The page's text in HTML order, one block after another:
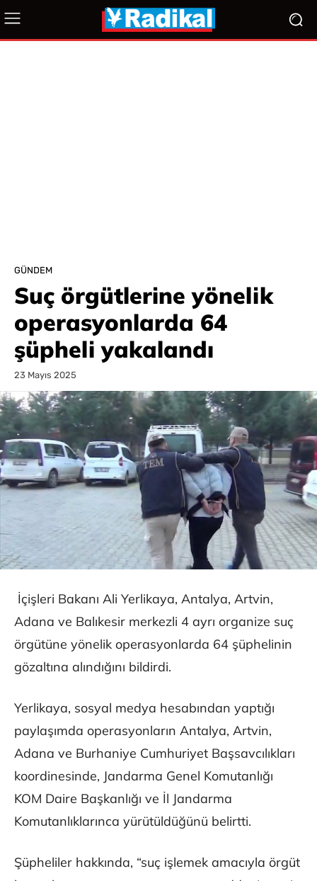
GÜNDEM
Suç örgütlerine yönelik
operasyonlarda 64
şüpheli yakalandı
23 Mayıs 2025
İçişleri Bakanı Ali Yerlikaya, Antalya, Artvin,
Adana ve Balıkesir merkezli 4 ayrı organize suç
örgütüne yönelik operasyonlarda 64 şüphelinin
gözaltına alındığını bildirdi.
Yerlikaya, sosyal medya hesabından yaptığı
paylaşımda operasyonların Antalya, Artvin,
Adana ve Burhaniye Cumhuriyet Başsavcılıkları
koordinesinde, Jandarma Genel Komutanlığı
KOM Daire Başkanlığı ve İl Jandarma
Komutanlıklarınca yürütüldüğünü belirtti.
Şüpheliler hakkında, “suç işlemek amacıyla örgüt